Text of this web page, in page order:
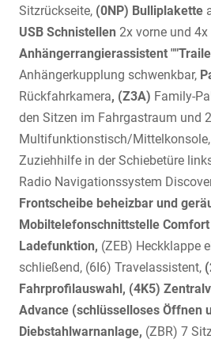
Sitzrückseite, (0NP) Bulliplakette
USB Schnistellen 2x vorne und 4x
Anhängerrangierassistent
Anhängerkupplung schwenkbar,
Rückfahrkamera, (Z3A) Family-
den Sitzen im Fahrgastraum und
Multifunktionstisch/
Zuziehhilfe in der Schiebetüre
Radio Navigationssystem
Frontscheibe beheizbar und
Mobiltelefonschnittstelle
Ladefunktion, (ZEB) Heckklappe
schließend, (6I6) Travelassistent,
Fahrprofilauswahl, (4K5)
Advance (schlüsselloses Öffnen
Diebstahlwarnanlage, (ZBR) 7